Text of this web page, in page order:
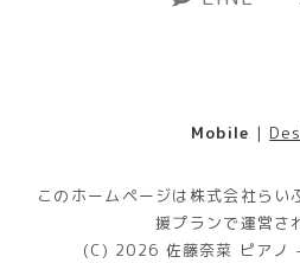
Mobile |
このホームページは株式会社らい
援プランで運営さ
(C) 2026 佐藤奈菜 ピアノ